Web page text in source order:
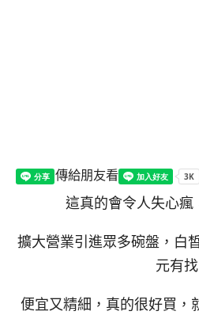
傳給朋友看
這真的會令人失心瘋
擴大營業引進眾多碗盤，白
元有找
便宜又精細，真的很好買，